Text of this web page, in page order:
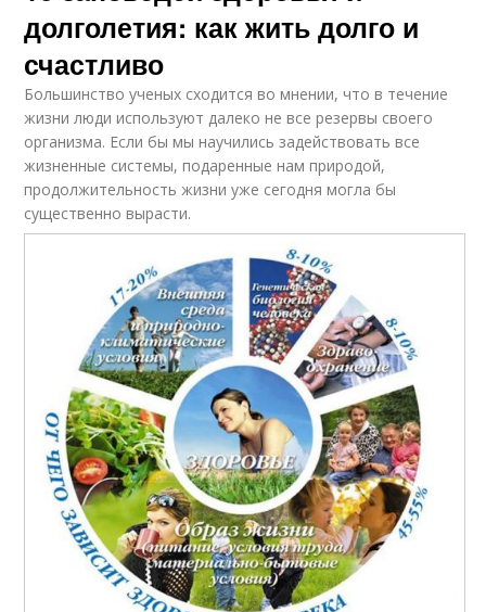
долголетия: как жить долго и
счастливо
Большинство ученых сходится во мнении, что в течение
жизни люди используют далеко не все резервы своего
организма. Если бы мы научились задействовать все
жизненные системы, подаренные нам природой,
продолжительность жизни уже сегодня могла бы
существенно вырасти.